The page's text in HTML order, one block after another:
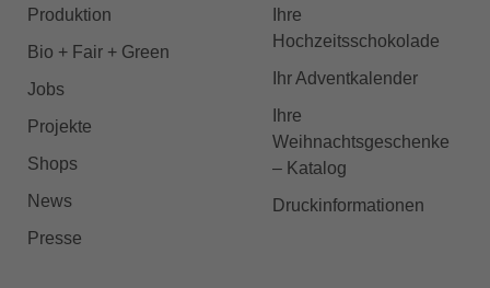
Produktion
Bio + Fair + Green
Jobs
Projekte
Shops
News
Presse
Ihre
Hochzeitsschokolade
Ihr Adventkalender
Ihre
Weihnachtsgeschenke
– Katalog
Druckinformationen